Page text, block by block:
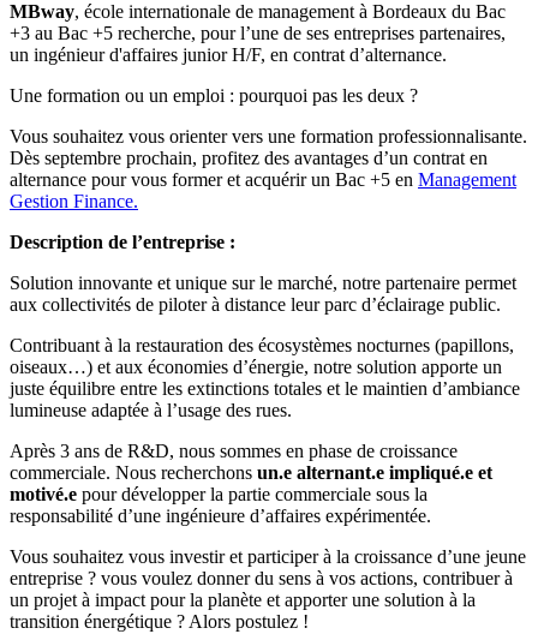
MBway, école internationale de management à Bordeaux du Bac
+3 au Bac +5 recherche, pour l’une de ses entreprises partenaires,
un ingénieur d'affaires junior H/F, en contrat d’alternance.
Une formation ou un emploi : pourquoi pas les deux ?
Vous souhaitez vous orienter vers une formation professionnalisante.
Dès septembre prochain, profitez des avantages d’un contrat en
alternance pour vous former et acquérir un Bac +5 en Management
Gestion Finance.
Description de l’entreprise :
Solution innovante et unique sur le marché, notre partenaire permet
aux collectivités de piloter à distance leur parc d’éclairage public.
Contribuant à la restauration des écosystèmes nocturnes (papillons,
oiseaux…) et aux économies d’énergie, notre solution apporte un
juste équilibre entre les extinctions totales et le maintien d’ambiance
lumineuse adaptée à l’usage des rues.
Après 3 ans de R&D, nous sommes en phase de croissance
commerciale. Nous recherchons un.e alternant.e impliqué.e et
motivé.e pour développer la partie commerciale sous la
responsabilité d’une ingénieure d’affaires expérimentée.
Vous souhaitez vous investir et participer à la croissance d’une jeune
entreprise ? vous voulez donner du sens à vos actions, contribuer à
un projet à impact pour la planète et apporter une solution à la
transition énergétique ? Alors postulez !